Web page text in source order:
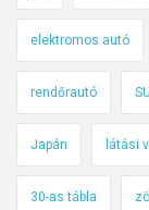
elektromos autó
rendőrautó
Japán látási
30-as tábla